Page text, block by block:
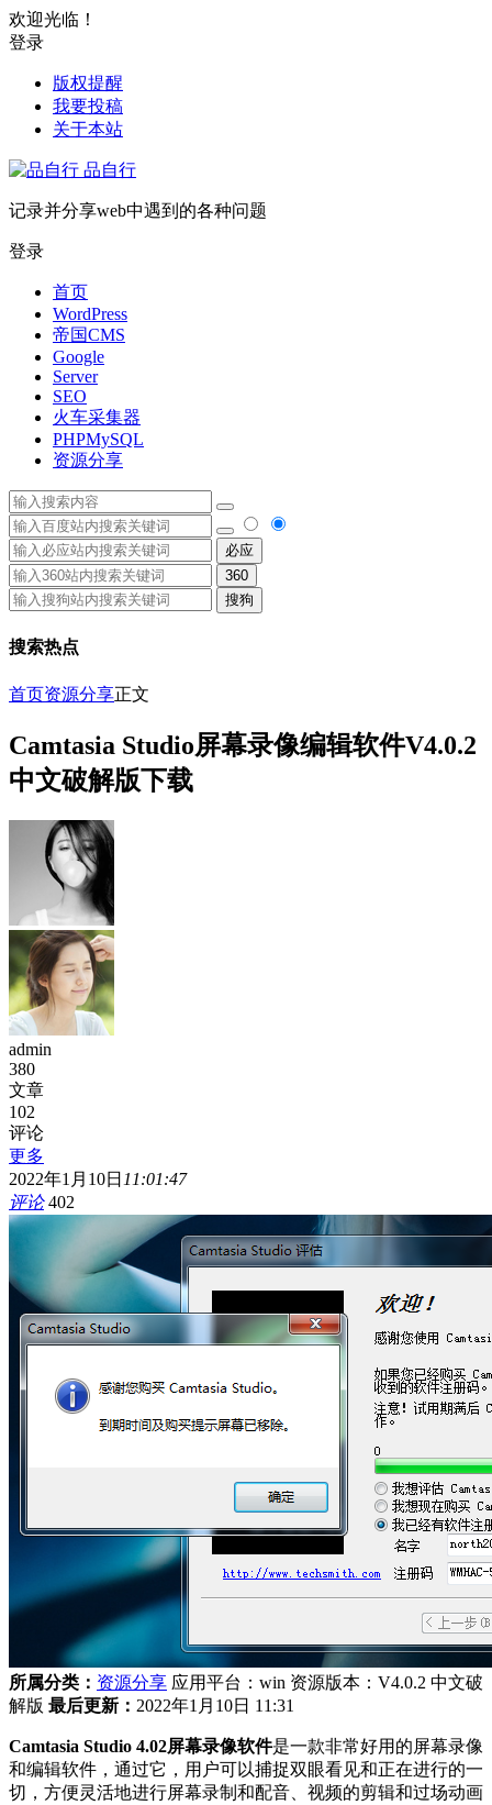
欢迎光临！
登录
版权提醒
我要投稿
关于本站
品自行
记录并分享web中遇到的各种问题
登录
首页
WordPress
帝国CMS
Google
Server
SEO
火车采集器
PHPMySQL
资源分享
必应
360
搜狗
搜索热点
首页资源分享正文
Camtasia Studio屏幕录像编辑软件V4.0.2
中文破解版下载
admin
380
文章
102
评论
更多
2022年1月10日 11:01:47
评论402
所属分类： 资源分享 应用平台：win 资源版本：V4.0.2 中文破
解版 最后更新： 2022年1月10日 11:31
Camtasia Studio 4.02屏幕录像软件是一款非常好用的屏幕录像
和编辑软件，通过它，用户可以捕捉双眼看见和正在进行的一
切，方便灵活地进行屏幕录制和配音、视频的剪辑和过场动画